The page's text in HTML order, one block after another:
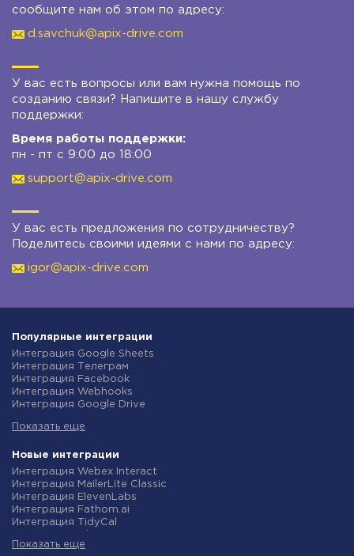
сообщите нам об этом по адресу:
d.savchuk@apix-drive.com
У вас есть вопросы или вам нужна помощь по
созданию связи? Напишите в нашу службу
поддержки:
Время работы поддержки:
пн - пт с 9:00 до 18:00
support@apix-drive.com
У вас есть предложения по сотрудничеству?
Поделитесь своими идеями с нами по адресу:
igor@apix-drive.com
Популярные интеграции
Интеграция Google Sheets
Интеграция Телеграм
Интеграция Facebook
Интеграция Webhooks
Интеграция Google Drive
Интеграция Gmail
Интеграция Новая Почта
Интеграция Binotel
Интеграция OpenAI (ChatGPT)
Интеграция Prom
Интеграция Приват24
Интеграция OLX
Интеграция TurboSMS
Интеграция SendPulse
Показать еще
Новые интеграции
Интеграция Webex Interact
Интеграция MailerLite Classic
Интеграция ElevenLabs
Интеграция Fathom.ai
Интеграция TidyCal
Интеграция Gist
Показать еще